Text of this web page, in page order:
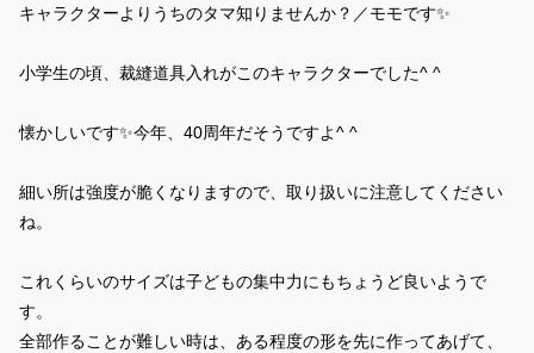
キャラクターよりうちのタマ知りませんか？／モモです✨
小学生の頃、裁縫道具入れがこのキャラクターでした^ ^
懐かしいです✨今年、40周年だそうですよ^ ^
細い所は強度が脆くなりますので、取り扱いに注意してください
ね。
これくらいのサイズは子どもの集中力にもちょうど良いようで
す。
全部作ることが難しい時は、ある程度の形を先に作ってあげて、